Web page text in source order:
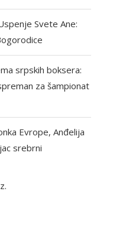
Svete Ane:
srpskih boksera:
za šampionat
Evrope, Anđelija
srebrni